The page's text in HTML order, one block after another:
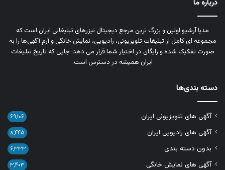
درباره ما
مدیا آرشیو اولین و بزرگ‌ ترین مرجع دیجیتال تیزرهای تبلیغاتی ایران است که
مجموعه‌ ای کامل از تبلیغات تلویزیونی، رادیویی، نمایش خانگی و آرم‌ آگهی‌ها را به‌
صورت تفکیک‌ شده و رایگان در اختیار شما قرار می‌ دهد؛ جایی که تاریخ تبلیغات
ایران همیشه در دسترس است.
دسته بندی‌ها
آگهی های تلویزیونی ایران ۶۹,۱۰۶
آگهی های رادیویی ایران ۸,۴۴۵
بدون دسته بندی ۶,۳۳۳
آگهی های نمایش خانگی ۳,۴۰۳